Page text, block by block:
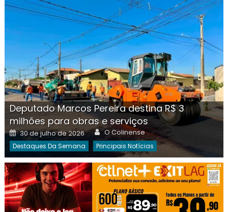
Deputado Marcos Pereira destina R$ 3
milhões para obras e serviços
Posted
on
30 de julho de 2026 Author
O Colinense
Destaques Da Semana Principais Notícias